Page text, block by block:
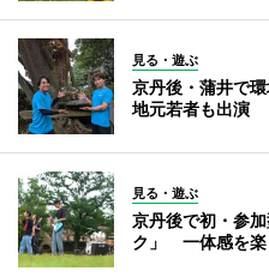
見る・遊ぶ
京丹後・蒲井で
地元若者も出演
見る・遊ぶ
京丹後で初・参
ク」 一体感を楽